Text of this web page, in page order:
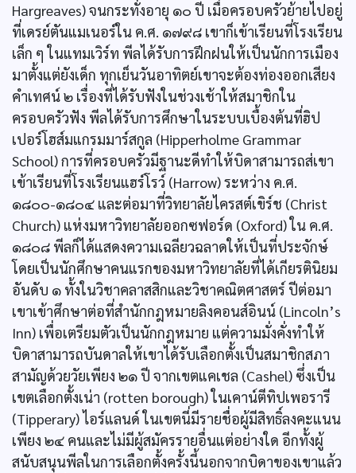
Hargreaves) จนกระทั่งอายุ ๑๐ ปี เมื่อครอบครัวย้ายไปอยู่
ที่เดรย์ตันแมเนอร์ใน ค.ศ. ๑๗๙๘ เขาก็เข้าเรียนที่โรงเรียน
เล็ก ๆ ในแทมเวิร์ท พีลได้รับการฝึกฝนให้เป็นนักการเมือง
มาตั้งแต่ยังเด็ก ทุกเย็นวันอาทิตย์เขาจะต้องท่องออกเสียง
คำเทศน์ ๒ เรื่องที่ได้รับฟังในช่วงเช้าให้สมาชิกใน
ครอบครัวฟัง พีลได้รับการศึกษาในระบบเบื้องต้นที่ฮิป
เปอร์โฮส์มแกรมมาร์สกูล (Hipperholme Grammar
School) การที่ครอบครัวมีฐานะดีทำให้บิดาสามารถส่เขา
เข้าเรียนที่โรงเรียนแฮร์โรว์ (Harrow) ระหว่าง ค.ศ.
๑๘๐๐-๑๘๐๔ และต่อมาที่วิทยาลัยไครสต์เขิร์ช (Christ
Church) แห่งมหาวิทยาลัยออกซฟอร์ด (Oxford) ใน ค.ศ.
๑๘๐๘ พีลก็ได้แสดงความเฉลียวฉลาดให้เป็นที่ประจักษ์
โดยเป็นนักศึกษาคนแรกของมหาวิทยาลัยที่ได้เกียรตินิยม
อันดับ ๑ ทั้งในวิชาคลาสสิกและวิชาคณิตศาสตร์ ปีต่อมา
เขาเข้าศึกษาต่อที่สำนักกฎหมายลิงคอนส์อินน์ (Lincoln’s
Inn) เพื่อเตรียมตัวเป็นนักกฎหมาย แต่ความมั่งคั่งทำให้
บิดาสามารถบันดาลให้เขาได้รับเลือกตั้งเป็นสมาชิกสภา
สามัญด้วยวัยเพียง ๒๑ ปี จากเขตแคเชล (Cashel) ซึ่งเป็น
เขตเลือกตั้งเน่า (rotten borough) ในเคาน์ตีทิปเพอรารี
(Tipperary) ไอร์แลนด์ ในเขตนี่มีรายชื่อผู้มีสิทธิ์ลงคะแนน
เพียง ๒๔ คนและไม่มีผู้สมัครรายอื่นแต่อย่างใด อีกทั้งผู้
สนับสนุนพีลในการเลือกตั้งครั้งนี้นอกจากบิดาของเขาแล้ว